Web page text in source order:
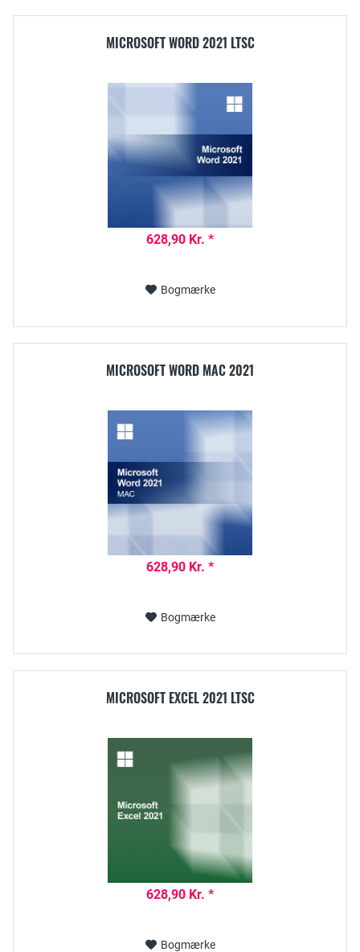
MICROSOFT WORD 2021 LTSC
628,90 Kr. *
Bogmærke
MICROSOFT WORD MAC 2021
628,90 Kr. *
Bogmærke
MICROSOFT EXCEL 2021 LTSC
628,90 Kr. *
Bogmærke